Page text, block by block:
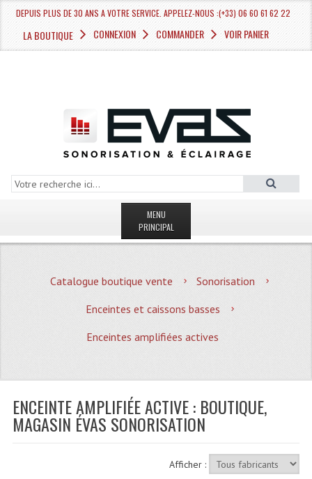
DEPUIS PLUS DE 30 ANS A VOTRE SERVICE. APPELEZ-NOUS :(+33) 06 60 61 62 22
LA BOUTIQUE CONNEXION COMMANDER VOIR PANIER
MENU
PRINCIPAL
MAGASIN
Quoi De Neuf?
Promotions
Location De Matériel
Le Matériel D´occasion
Catalogue boutique vente
Sonorisation
Enceintes et caissons basses
Enceintes amplifiées actives
ENCEINTE AMPLIFIÉE ACTIVE : BOUTIQUE,
MAGASIN ÉVAS SONORISATION
Afficher :